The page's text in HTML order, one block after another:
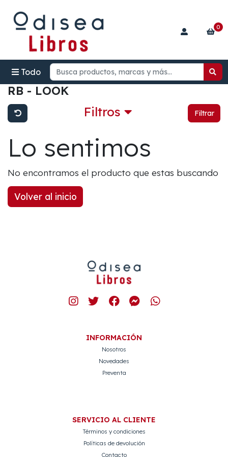
Todo
0
RB - LOOK
Filtros Filtrar
Lo sentimos
No encontramos el producto que estas buscando
Volver al inicio
INFORMACIÓN
Nosotros
Novedades
Preventa
SERVICIO AL CLIENTE
Términos y condiciones
Políticas de devolución
Contacto